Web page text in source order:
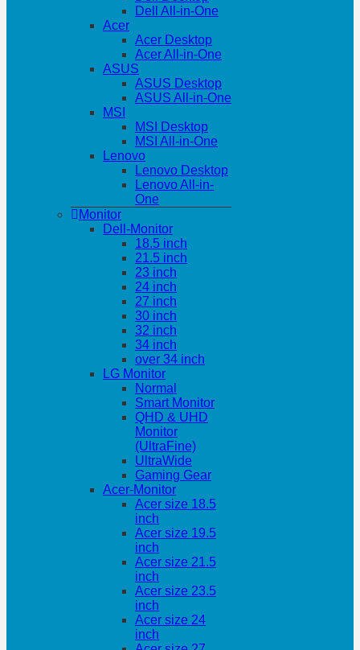
Dell All-in-One
Acer
Acer Desktop
Acer All-in-One
ASUS
ASUS Desktop
ASUS All-in-One
MSI
MSI Desktop
MSI All-in-One
Lenovo
Lenovo Desktop
Lenovo All-in-
One
Monitor
Dell-Monitor
18.5 inch
21.5 inch
23 inch
24 inch
27 inch
30 inch
32 inch
34 inch
over 34 inch
LG Monitor
Normal
Smart Monitor
QHD & UHD
Monitor
(UltraFine)
UltraWide
Gaming Gear
Acer-Monitor
Acer size 18.5
inch
Acer size 19.5
inch
Acer size 21.5
inch
Acer size 23.5
inch
Acer size 24
inch